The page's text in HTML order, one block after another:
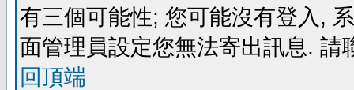
有三個可能性; 您可能沒有登入,
面管理員設定您無法寄出訊息. 請
回頂端